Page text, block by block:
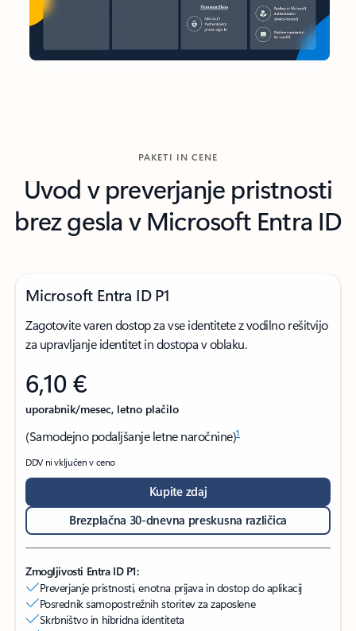
PAKETI IN CENE
Uvod v preverjanje pristnosti
brez gesla v Microsoft Entra ID
Microsoft Entra ID P1
Zagotovite varen dostop za vse identitete z vodilno rešitvijo
za upravljanje identitet in dostopa v oblaku.
6,10 €
uporabnik/mesec, letno plačilo
(Samodejno podaljšanje letne naročnine)1
DDV ni vključen v ceno
Kupite zdaj
Brezplačna 30-dnevna preskusna različica
Zmogljivosti Entra ID P1:
Preverjanje pristnosti, enotna prijava in dostop do aplikacij
Posrednik samopostrežnih storitev za zaposlene
Skrbništvo in hibridna identiteta